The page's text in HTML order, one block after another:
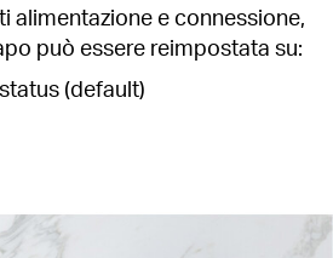
alimentazione e connessione,
può essere reimpostata su:
(default)